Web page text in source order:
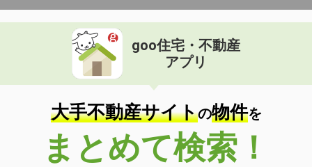
goo住宅・不動産
アプリ
大手不動産サイトの物件を
まとめて検索！